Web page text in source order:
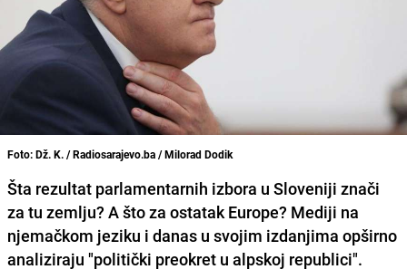
Foto: Dž. K. / Radiosarajevo.ba / Milorad Dodik
Šta rezultat parlamentarnih izbora u Sloveniji znači
za tu zemlju? A što za ostatak Europe? Mediji na
njemačkom jeziku i danas u svojim izdanjima opširno
analiziraju "politički preokret u alpskoj republici".